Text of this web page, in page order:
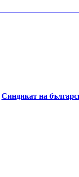
Синдикат на